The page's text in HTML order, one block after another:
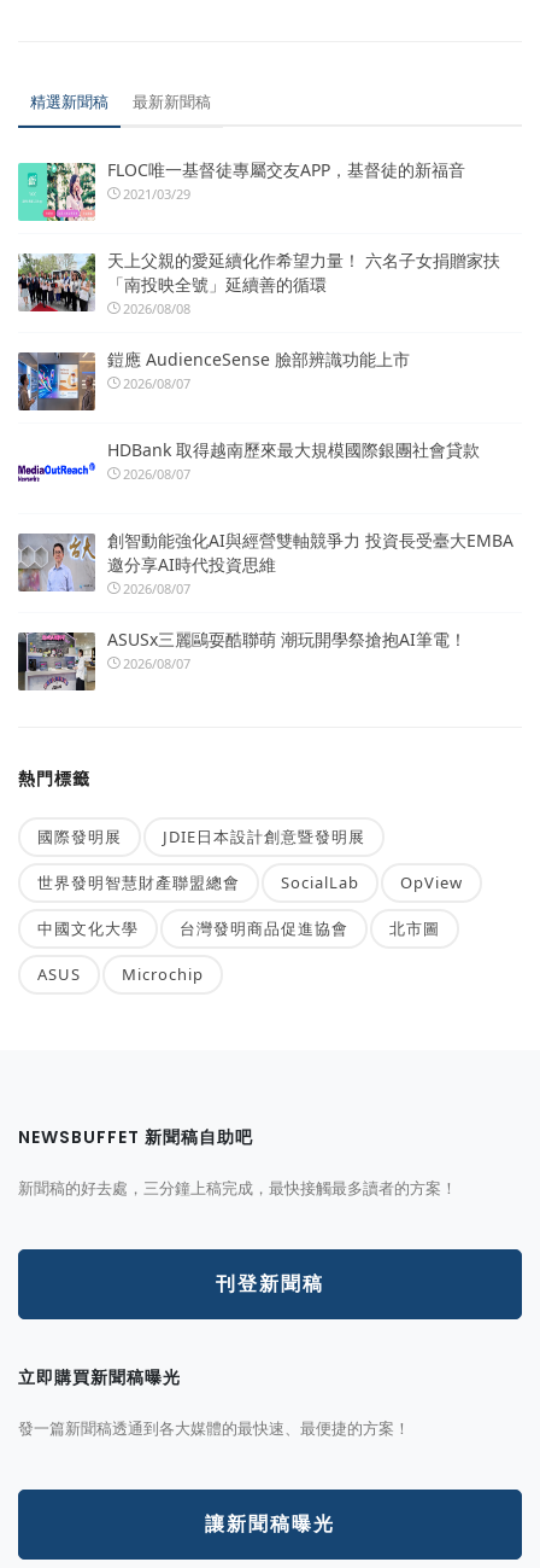
精選新聞稿 最新新聞稿
FLOC唯一基督徒專屬交友APP，基督徒的新福音
2021/03/29
天上父親的愛延續化作希望力量！ 六名子女捐贈家扶
「南投映全號」延續善的循環
2026/08/08
鎧應 AudienceSense 臉部辨識功能上市
2026/08/07
HDBank 取得越南歷來最大規模國際銀團社會貸款
2026/08/07
創智動能強化AI與經營雙軸競爭力 投資長受臺大EMBA
邀分享AI時代投資思維
2026/08/07
ASUSx三麗鷗耍酷聯萌 潮玩開學祭搶抱AI筆電！
2026/08/07
熱門標籤
國際發明展 JDIE日本設計創意暨發明展
世界發明智慧財產聯盟總會 SocialLab OpView
中國文化大學 台灣發明商品促進協會 北市圖
ASUS Microchip
NEWSBUFFET 新聞稿自助吧
新聞稿的好去處，三分鐘上稿完成，最快接觸最多讀者的方案！
刊登新聞稿
立即購買新聞稿曝光
發一篇新聞稿透通到各大媒體的最快速、最便捷的方案！
讓新聞稿曝光